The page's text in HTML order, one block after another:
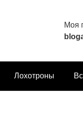
Моя
Лохотроны